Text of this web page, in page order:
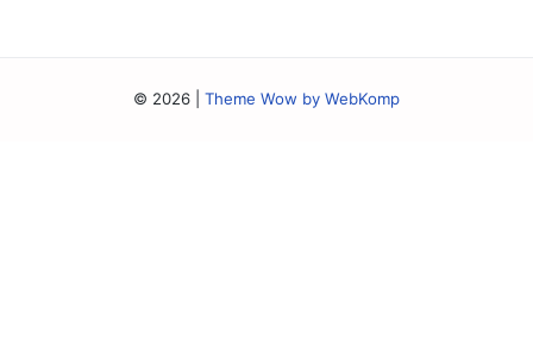
© 2026 Theme Wow by WebKomp